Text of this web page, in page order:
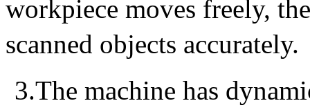
workpiece moves freely,
scanned objects accurately.
3.The machine has